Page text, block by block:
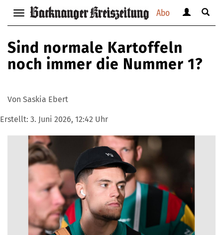
Abo
Navigation
anzeigen
bzw.
verbergen
anzeigen
Suche
Sind normale Kartoffeln
noch immer die Nummer 1?
Von Saskia Ebert
Erstellt: 3. Juni 2026, 12:42 Uhr